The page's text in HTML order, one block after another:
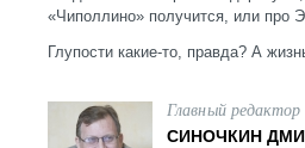
«Чиполлино» получится, или про
Глупости какие-то, правда? А
Главный редактор
СИНОЧКИН